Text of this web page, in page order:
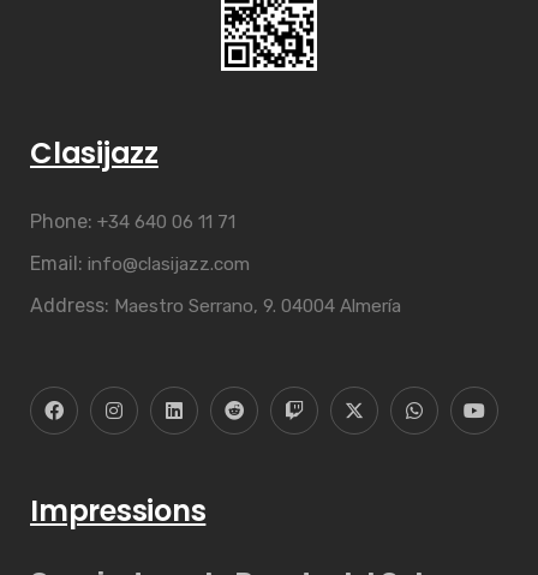
Clasijazz
Phone: +34 640 06 11 71
Email: info@clasijazz.com
Address: Maestro Serrano, 9. 04004 Almería
Impressions